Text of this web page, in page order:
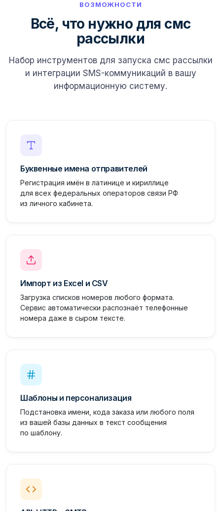
ВОЗМОЖНОСТИ
Всё, что нужно для смс
рассылки
Набор инструментов для запуска смс рассылки
и интеграции SMS-коммуникаций в вашу
информационную систему.
Буквенные имена отправителей
Регистрация имён в латинице и кириллице
для всех федеральных операторов связи РФ
из личного кабинета.
Импорт из Excel и CSV
Загрузка списков номеров любого формата.
Сервис автоматически распознаёт телефонные
номера даже в сыром тексте.
Шаблоны и персонализация
Подстановка имени, кода заказа или любого поля
из вашей базы данных в текст сообщения
по шаблону.